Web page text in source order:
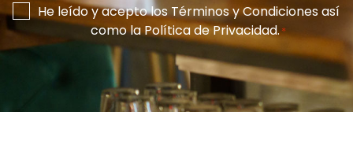
Consentimiento
*
He leído y acepto losTérminos y Condicionesasí
como laPolítica de Privacidad.*